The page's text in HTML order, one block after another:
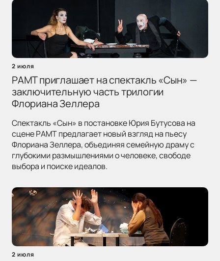
2 июля
РАМТ приглашает на спектакль «Сын» —
заключительную часть трилогии
Флориана Зеллера
Спектакль «Сын» в постановке Юрия Бутусова на
сцене РАМТ предлагает новый взгляд на пьесу
Флориана Зеллера, объединяя семейную драму с
глубокими размышлениями о человеке, свободе
выбора и поиске идеалов.
2 июля